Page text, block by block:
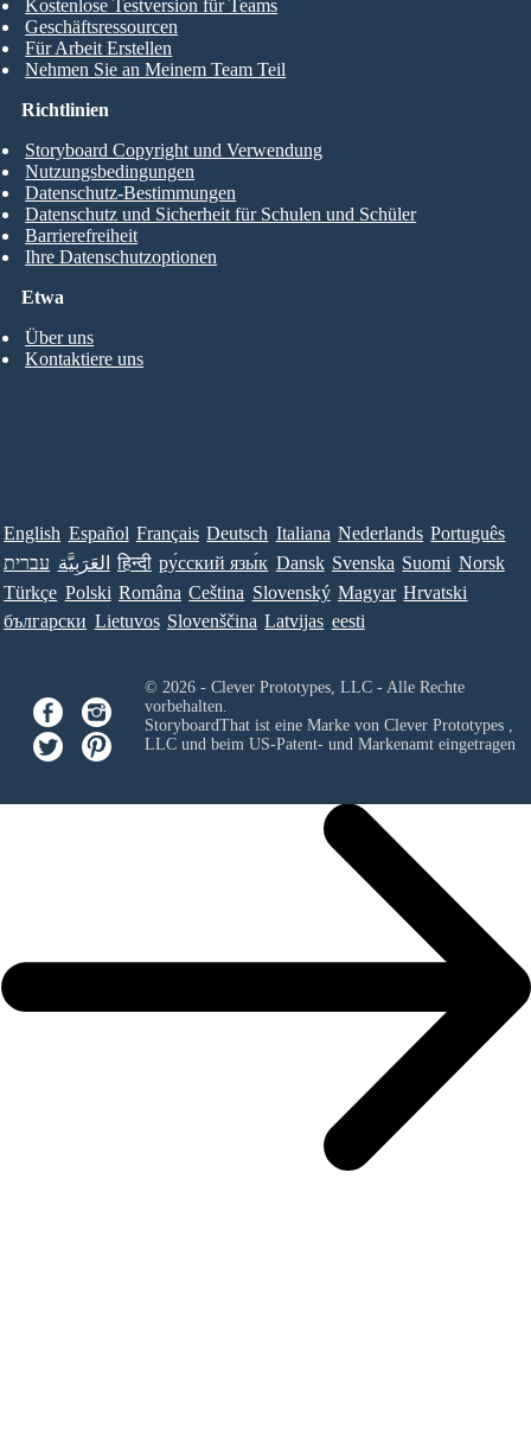
Kostenlose Testversion für Teams
Geschäftsressourcen
Für Arbeit Erstellen
Nehmen Sie an Meinem Team Teil
Etwa
Über uns
Kontaktiere uns
Richtlinien
Storyboard Copyright und Verwendung
Nutzungsbedingungen
Datenschutz-Bestimmungen
Datenschutz und Sicherheit für Schulen und Schüler
Barrierefreiheit
Ihre Datenschutzoptionen
English Español Français Deutsch Italiana Nederlands Português
עברית العَرَبِيَّة हिन्दी ру́сский язы́к Dansk Svenska Suomi Norsk
Türkçe Polski Româna Ceština Slovenský Magyar Hrvatski
български Lietuvos Slovenščina Latvijas eesti
© 2026 - Clever Prototypes, LLC - Alle Rechte
vorbehalten.
StoryboardThat ist eine Marke von Clever Prototypes ,
LLCund beim US-Patent- und Markenamt eingetragen